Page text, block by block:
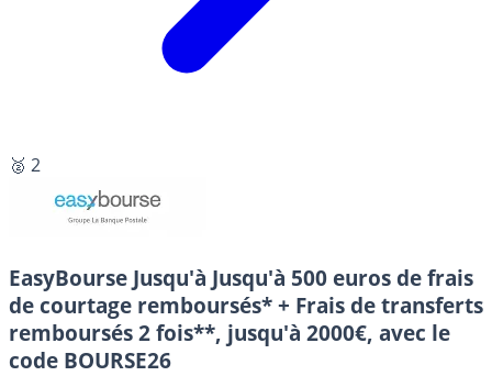
🥈 2
EasyBourse Jusqu'à Jusqu'à 500 euros de frais
de courtage remboursés* + Frais de transferts
remboursés 2 fois**, jusqu'à 2000€, avec le
code BOURSE26